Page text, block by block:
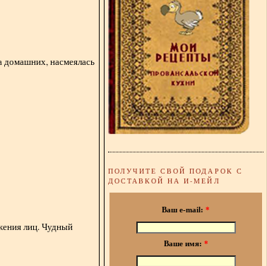
насмеялась
лиц. Чудный
ПОЛУЧИТЕ СВОЙ ПОДАРОК С
ДОСТАВКОЙ НА И-МЕЙЛ
Ваш e-mail: *
Ваше имя: *